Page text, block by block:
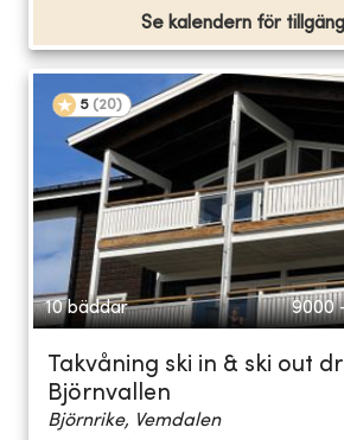
Se kalendern för
5 (20)
10 bäddar 9000
Takvåning ski in & ski out
Björnvallen
Björnrike, Vemdalen